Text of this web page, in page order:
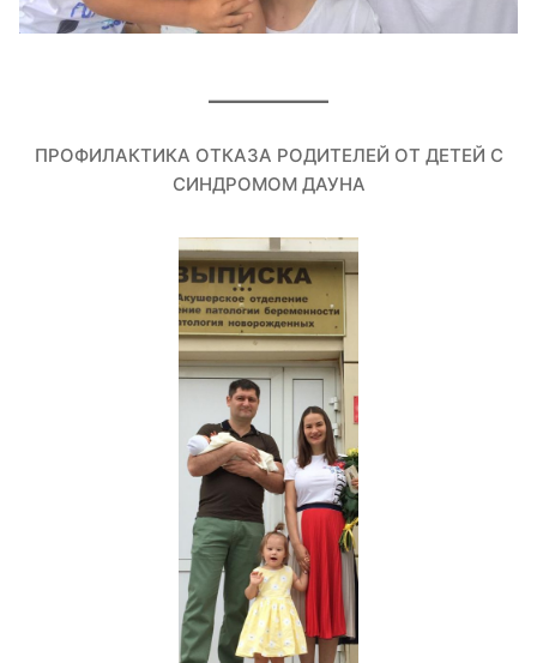
ПРОФИЛАКТИКА ОТКАЗА РОДИТЕЛЕЙ ОТ ДЕТЕЙ С
СИНДРОМОМ ДАУНА